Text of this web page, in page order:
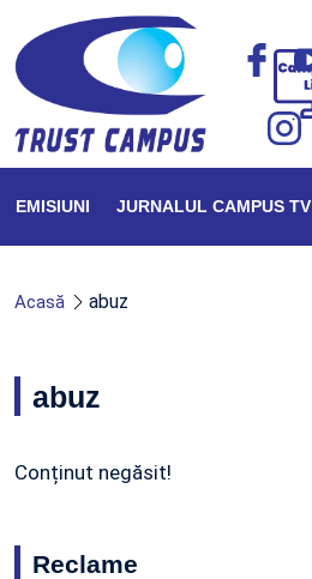
EMISIUNI JURNALUL CAMPUS TV
Acasă abuz
abuz
Conținut negăsit!
Reclame